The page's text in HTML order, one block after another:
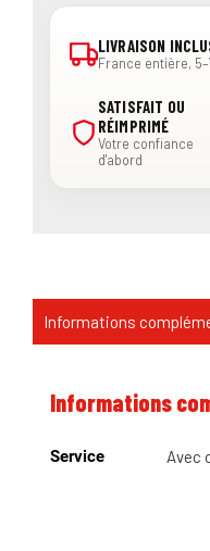
LIVRAISON
France entière,
SATISFAIT OU
RÉIMPRIMÉ
Votre confiance
d'abord
Informations
Informations
Service Avec